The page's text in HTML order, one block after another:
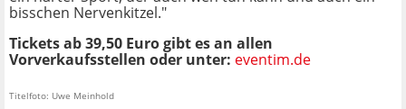
bisschen Nervenkitzel."
Tickets ab 39,50 Euro gibt es an allen
Vorverkaufsstellen oder unter: eventim.de
Titelfoto: Uwe Meinhold